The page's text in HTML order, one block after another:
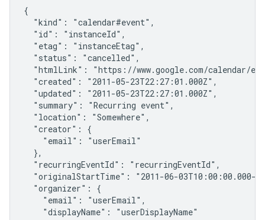
{
  "kind": "calendar#event",
  "id": "instanceId",
  "etag": "instanceEtag",
  "status": "cancelled",
"htmlLink": "https://www.google.com/calendar/
  "created": "2011-05-23T22:27:01.000Z",
  "updated": "2011-05-23T22:27:01.000Z",
  "summary": "Recurring event",
  "location": "Somewhere",
  "creator": {
    "email": "userEmail"
  },
  "recurringEventId": "recurringEventId",
"originalStartTime": "2011-06-03T10:00:00.000-
  "organizer": {
    "email": "userEmail",
    "displayName": "userDisplayName"